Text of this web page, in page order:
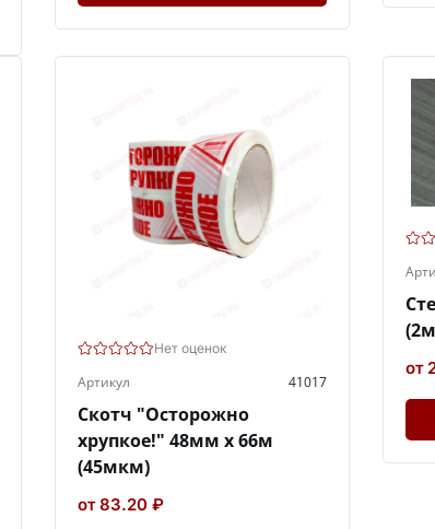
Нет оценок
Артикул 41017
Скотч "Осторожно
хрупкое!" 48мм х 66м
(45мкм)
от 83.20 ₽
от